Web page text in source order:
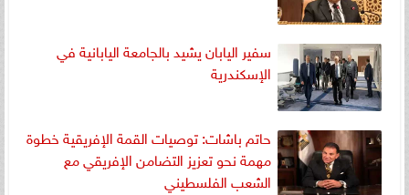
سفير اليابان يشيد بالجامعة اليابانية في
الإسكندرية
حاتم باشات: توصيات القمة الإفريقية خطوة
مهمة نحو تعزيز التضامن الإفريقي مع
الشعب الفلسطيني